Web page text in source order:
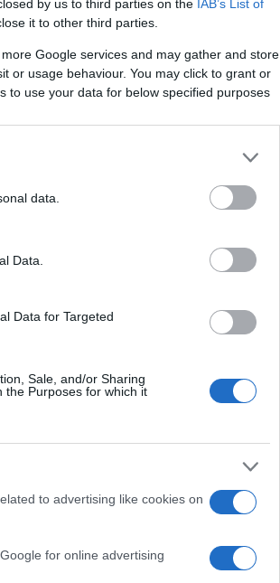
by us to third parties on the IAB’s List of
it to other third parties.
Google services and may gather and store
or usage behaviour. You may click to grant or
to use your data for below specified purposes
data.
Data.
Data for Targeted
Sale, and/or Sharing
the Purposes for which it
to advertising like cookies on
for online advertising
750 μέτρα πριν
νέα
ο συνοδηγός –
γάντια.
είναι ότι το
μάτι μπορεί
μέσα από την
κράνους.
εχει
που
το